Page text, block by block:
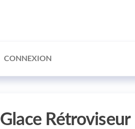
CONNEXION
Glace